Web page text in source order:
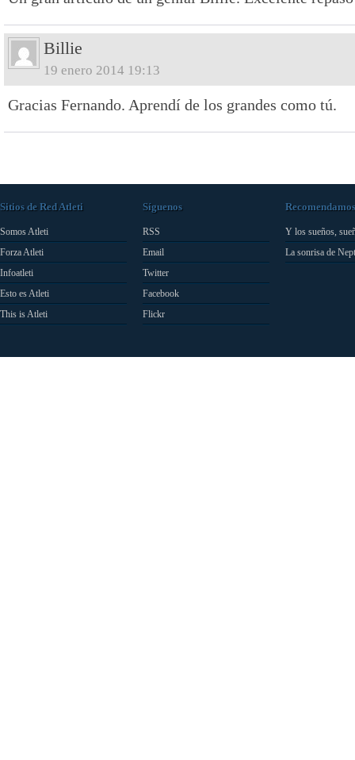
Billie
19 enero 2014 19:13
Gracias Fernando. Aprendí de los grandes como tú.
Sitios de Red Atleti
Somos Atleti
Forza Atleti
Infoatleti
Esto es Atleti
This is Atleti
Síguenos
RSS
Email
Twitter
Facebook
Flickr
Recomendamos
Y los sueños,
La sonrisa de